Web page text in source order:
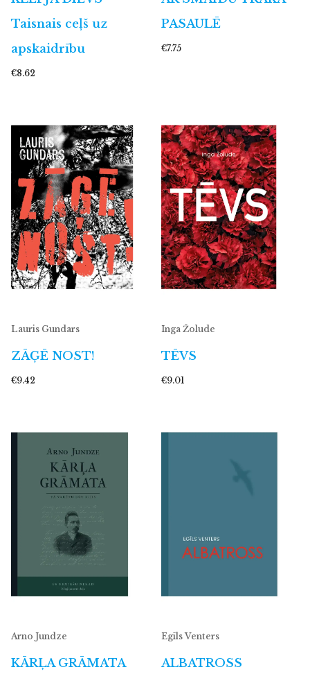
Taisnais ceļš uz
apskaidrību
€8.62
PASAULĒ
€7.75
Lauris Gundars
ZĀĢĒ NOST!
€9.42
Inga Žolude
TĒVS
€9.01
Arno Jundze
KĀRĻA GRĀMATA
Egīls Venters
ALBATROSS